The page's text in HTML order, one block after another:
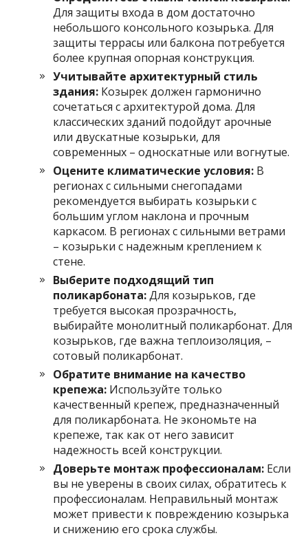
Для защиты входа в дом достаточно
небольшого консольного козырька. Для
защиты террасы или балкона потребуется
более крупная опорная конструкция.
Учитывайте архитектурный стиль
здания: Козырек должен гармонично
сочетаться с архитектурой дома. Для
классических зданий подойдут арочные
или двускатные козырьки, для
современных – односкатные или вогнутые.
Оцените климатические условия: В
регионах с сильными снегопадами
рекомендуется выбирать козырьки с
большим углом наклона и прочным
каркасом. В регионах с сильными ветрами
– козырьки с надежным креплением к
стене.
Выберите подходящий тип
поликарбоната:Для козырьков, где
требуется высокая прозрачность,
выбирайте монолитный поликарбонат. Для
козырьков, где важна теплоизоляция, –
сотовый поликарбонат.
Обратите внимание на качество
крепежа: Используйте только
качественный крепеж, предназначенный
для поликарбоната. Не экономьте на
крепеже, так как от него зависит
надежность всей конструкции.
Доверьте монтаж профессионалам: Если
вы не уверены в своих силах, обратитесь к
профессионалам. Неправильный монтаж
может привести к повреждению козырька
и снижению его срока службы.